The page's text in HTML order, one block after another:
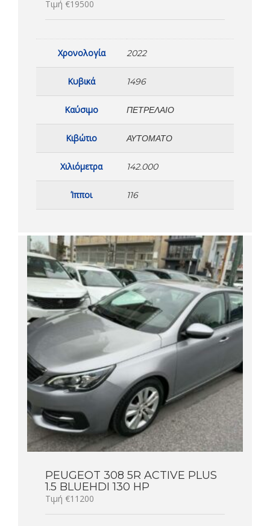
Τιμή €19500
Χρονολογία 2022
Κυβικά 1496
Καύσιμο ΠΕΤΡΈΛΑΙΟ
Κιβώτιο ΑΥΤΌΜΑΤΟ
Χιλιόμετρα 142.000
Ίπποι 116
PEUGEOT 308 5R ACTIVE PLUS
1.5 BLUEHDI 130 HP
Τιμή €11200